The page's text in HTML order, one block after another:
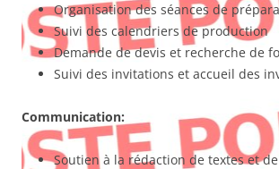
Organisation des séances de
Suivi des calendriers de production
Demande de devis et recherche de
Suivi des invitations et accueil des
Communication:
Soutien à la rédaction de textes et